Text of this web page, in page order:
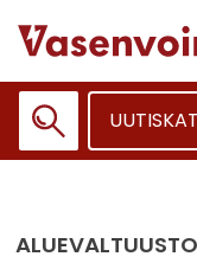
sisältöön